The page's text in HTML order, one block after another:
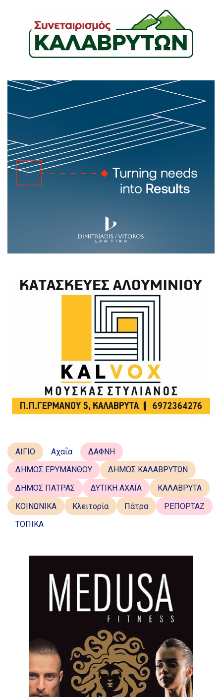
ΑΙΓΙΟ Αχαΐα
ΔΑΦΝΗ
ΔΗΜΟΣ ΕΡΥΜΑΝΘΟΥ
ΔΗΜΟΣ ΚΑΛΑΒΡΥΤΩΝ
ΔΗΜΟΣ ΠΑΤΡΑΣ
ΔΥΤΙΚΗ ΑΧΑΪΑ
ΚΑΛΑΒΡΥΤΑ
ΚΟΙΝΩΝΙΚΑ
Κλειτορία Πάτρα
ΡΕΠΟΡΤΑΖ
ΤΟΠΙΚΑ